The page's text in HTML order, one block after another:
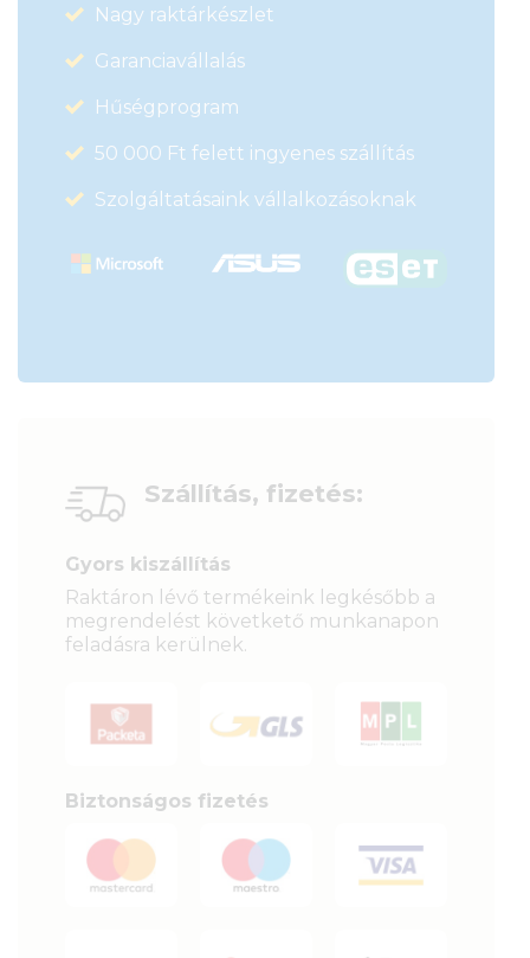
Nagy raktárkészlet
Garanciavállalás
Hűségprogram
50 000 Ft felett ingyenes szállítás
Szolgáltatásaink vállalkozásoknak
Szállítás, fizetés:
Gyors kiszállítás
Raktáron lévő termékeink legkésőbb a
megrendelést követkető munkanapon
feladásra kerülnek.
Biztonságos fizetés